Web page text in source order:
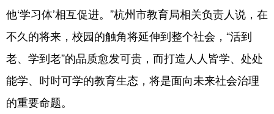
他‘学习体’相互促进。”杭州市教育局相关负责人说，在
不久的将来，校园的触角将延伸到整个社会，“活到
老、学到老”的品质愈发可贵，而打造人人皆学、处处
能学、时时可学的教育生态，将是面向未来社会治理
的重要命题。